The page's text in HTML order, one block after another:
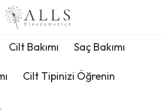
Cilt Bakımı Saç Bakımı
Cilt Tipinizi Öğrenin